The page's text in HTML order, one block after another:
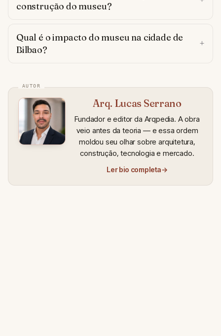
construção do museu?
Qual é o impacto do museu na cidade de
Bilbao?
Arq. Lucas Serrano
Fundador e editor da Arqpedia. A obra
veio antes da teoria — e essa ordem
moldou seu olhar sobre arquitetura,
construção, tecnologia e mercado.
Ler bio completa→